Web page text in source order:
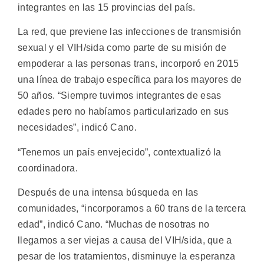
integrantes en las 15 provincias del país.
La red, que previene las infecciones de transmisión
sexual y el VIH/sida como parte de su misión de
empoderar a las personas trans, incorporó en 2015
una línea de trabajo específica para los mayores de
50 años. “Siempre tuvimos integrantes de esas
edades pero no habíamos particularizado en sus
necesidades”, indicó Cano.
“Tenemos un país envejecido”, contextualizó la
coordinadora.
Después de una intensa búsqueda en las
comunidades, “incorporamos a 60 trans de la tercera
edad”, indicó Cano. “Muchas de nosotras no
llegamos a ser viejas a causa del VIH/sida, que a
pesar de los tratamientos, disminuye la esperanza